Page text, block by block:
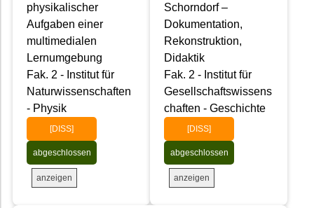
physikalischer
Aufgaben einer
multimedialen
Lernumgebung
Fak. 2 - Institut für
Naturwissenschaften
- Physik
[DISS]
abgeschlossen
anzeigen
Schorndorf –
Dokumentation,
Rekonstruktion,
Didaktik
Fak. 2 - Institut für
Gesellschaftswissens
chaften - Geschichte
[DISS]
abgeschlossen
anzeigen